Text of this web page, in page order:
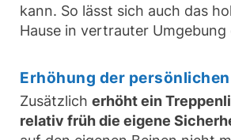
kann. So lässt sich auch das
Hause in vertrauter Umgebung
Erhöhung der
Zusätzlich erhöht ein
relativ früh die eigene